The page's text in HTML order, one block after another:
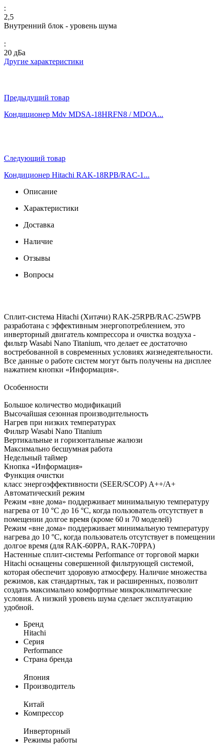
:
2,5
Внутренний блок - уровень шума
:
20 дБа
Другие характеристики
Предыдущий товар
Кондиционер Mdv MDSA-18HRFN8 / MDOA...
Следующий товар
Кондиционер Hitachi RAK-18RPB/RAC-1...
Описание
Характеристики
Доставка
Наличие
Отзывы
Вопросы
Сплит-система Hitachi (Хитачи) RAK-25RPB/RAC-25WPB
разработана с эффективным энергопотреблением, это
инверторный двигатель компрессора и очистка воздуха -
фильтр Wasabi Nano Titanium, что делает ее достаточно
востребованной в современных условиях жизнедеятельности.
Все данные о работе систем могут быть получены на дисплее
нажатием кнопки «Информация».
Особенности
Большое количество модификаций
Высочайшая сезонная производительность
Нагрев при низких температурах
Фильтр Wasabi Nano Titanium
Вертикальные и горизонтальные жалюзи
Максимально бесшумная работа
Недельный таймер
Кнопка «Информация»
Функция очистки
класс энергоэффективности (SEER/SCOP) A++/A+
Автоматический режим
Режим «вне дома» поддерживает минимальную температуру
нагрева от 10 °C до 16 °C, когда пользователь отсутствует в
помещении долгое время (кроме 60 и 70 моделей)
Режим «вне дома» поддерживает минимальную температуру
нагрева до 10 °C, когда пользователь отсутствует в помещении
долгое время (для RAK-60PPA, RAK-70PPA)
Настенные сплит-системы Performance от торговой марки
Hitachi оснащены совершенной фильтрующей системой,
которая обеспечит здоровую атмосферу. Наличие множества
режимов, как стандартных, так и расширенных, позволит
создать максимально комфортные микроклиматические
условия. А низкий уровень шума сделает эксплуатацию
удобной.
Бренд
Hitachi
Серия
Performance
Страна бренда
Япония
Производитель
Китай
Компрессор
Инверторный
Режимы работы